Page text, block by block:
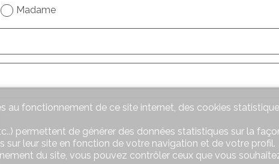
Madame
au fonctionnement de ce site internet, des cookies
permettent de générer des données statistiques sur la
sur leur site en fonction de votre navigation et de votre profil.
du site, vous pouvez contrôler ceux que vous